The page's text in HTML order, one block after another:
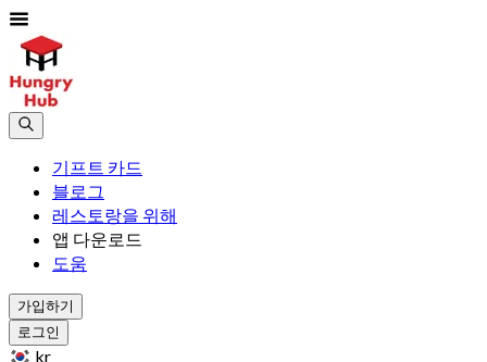
기프트 카드
블로그
레스토랑을 위해
앱 다운로드
도움
가입하기
로그인
kr